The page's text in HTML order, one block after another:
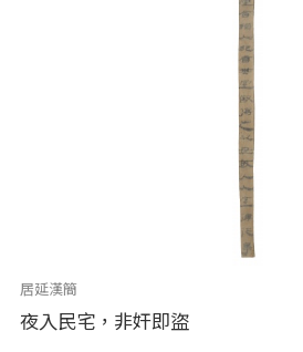
居延漢簡
夜入民宅，非奸即盜